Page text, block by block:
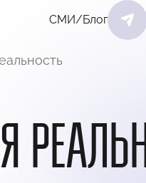
СМИ/Блог